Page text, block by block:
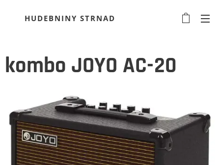
HUDEBNINY STRNAD
kombo JOYO AC-20